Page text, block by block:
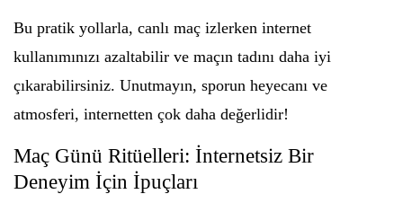
Bu pratik yollarla, canlı maç izlerken internet
kullanımınızı azaltabilir ve maçın tadını daha iyi
çıkarabilirsiniz. Unutmayın, sporun heyecanı ve
atmosferi, internetten çok daha değerlidir!
Maç Günü Ritüelleri: İnternetsiz Bir
Deneyim İçin İpuçları